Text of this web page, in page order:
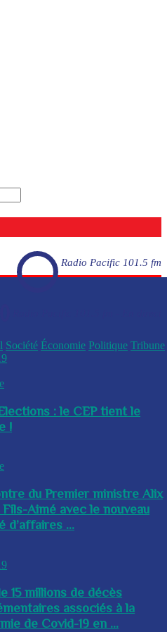
Radio Pacific 101.5 fm
Société Économie Politique Tribune
: le CEP tient le
!
du Premier ministre Alix
Aimé avec le nouveau
d’affaires ...
15 millions de décès
associés à la
de Covid-19 en ...